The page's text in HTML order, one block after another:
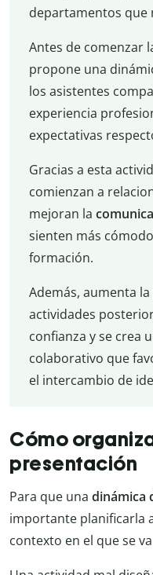
departamentos que
Antes de comenzar
propone una
los asistentes
experiencia
expectativas
Gracias a esta
comienzan a
mejoran la
sienten más
formación.
Además, aumenta
actividades
confianza y se crea
colaborativo que
el intercambio de
Cómo
presentación
Para que una dinámica
importante planificarla
contexto en el que se